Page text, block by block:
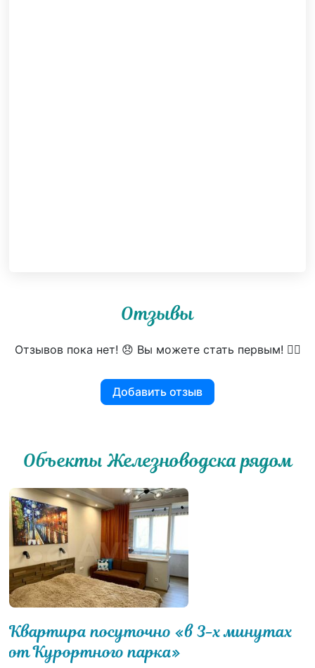
Отзывы
Отзывов пока нет! 😞 Вы можете стать первым! 👍🏻
Добавить отзыв
Объекты Железноводска рядом
Квартира посуточно «в 3-х минутах
от Курортного парка»